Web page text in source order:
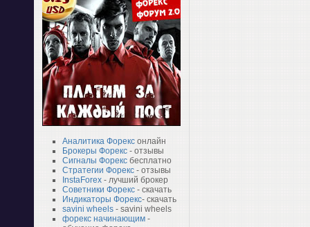
Аналитика Форекс онлайн
Брокеры Форекс - отзывы
Сигналы Форекс бесплатно
Стратегии Форекс - отзывы
InstaForex - лучший брокер
Советники Форекс - скачать
Индикаторы Форекс- скачать
savini wheels - savini wheels
форекс начинающим -